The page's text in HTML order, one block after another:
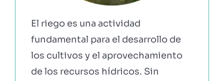
El riego es una actividad
fundamental para el desarrollo de
los cultivos y el aprovechamiento
de los recursos hídricos. Sin